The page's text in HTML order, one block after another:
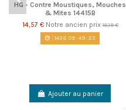
HG - Contre Moustiques, Mouches
& Mites 14415B
14,57 € Notre ancien prix16,19 €
143d. 09:49:23
Ajouter au panier